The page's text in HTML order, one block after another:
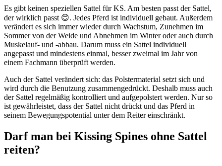
Es gibt keinen speziellen Sattel für KS. Am besten passt der Sattel,
der wirklich passt 😊. Jedes Pferd ist individuell gebaut. Außerdem
verändert es sich immer wieder durch Wachstum, Zunehmen im
Sommer von der Weide und Abnehmen im Winter oder auch durch
Muskelauf- und -abbau. Darum muss ein Sattel individuell
angepasst und mindestens einmal, besser zweimal im Jahr von
einem Fachmann überprüft werden.
Auch der Sattel verändert sich: das Polstermaterial setzt sich und
wird durch die Benutzung zusammengedrückt. Deshalb muss auch
der Sattel regelmäßig kontrolliert und aufgepolstert werden. Nur so
ist gewährleistet, dass der Sattel nicht drückt und das Pferd in
seinem Bewegungspotential unter dem Reiter einschränkt.
Darf man bei Kissing Spines ohne Sattel
reiten?